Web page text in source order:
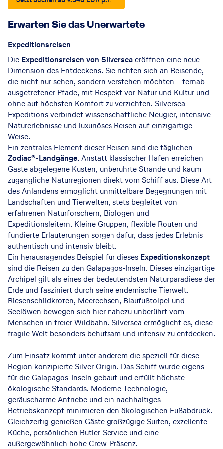
Erwarten Sie das Unerwartete
Expeditionsreisen
Die Expeditionsreisen von Silverseaeröffnen eine neue
Dimension des Entdeckens. Sie richten sich an Reisende,
die nicht nur sehen, sondern verstehen möchten – fernab
ausgetretener Pfade, mit Respekt vor Natur und Kultur und
ohne auf höchsten Komfort zu verzichten. Silversea
Expeditions verbindet wissenschaftliche Neugier, intensive
Naturerlebnisse und luxuriöses Reisen auf einzigartige
Weise.
Ein zentrales Element dieser Reisen sind die täglichen
Zodiac®-Landgänge.Anstatt klassischer Häfen erreichen
Gäste abgelegene Küsten, unberührte Strände und kaum
zugängliche Naturregionen direkt vom Schiff aus. Diese Art
des Anlandens ermöglicht unmittelbare Begegnungen mit
Landschaften und Tierwelten, stets begleitet von
erfahrenen Naturforschern, Biologen und
Expeditionsleitern. Kleine Gruppen, flexible Routen und
fundierte Erläuterungen sorgen dafür, dass jedes Erlebnis
authentisch und intensiv bleibt.
Ein herausragendes Beispiel für dieses Expeditionskonzept
sind die Reisen zu den Galapagos-Inseln. Dieses einzigartige
Archipel gilt als eines der bedeutendsten Naturparadiese der
Erde und fasziniert durch seine endemische Tierwelt.
Riesenschildkröten, Meerechsen, Blaufußtölpel und
Seelöwen bewegen sich hier nahezu unberührt vom
Menschen in freier Wildbahn. Silversea ermöglicht es, diese
fragile Welt besonders behutsam und intensiv zu entdecken.
Zum Einsatz kommt unter anderem die speziell für diese
Region konzipierte Silver Origin. Das Schiff wurde eigens
für die Galapagos-Inseln gebaut und erfüllt höchste
ökologische Standards. Moderne Technologie,
geräuscharme Antriebe und ein nachhaltiges
Betriebskonzept minimieren den ökologischen Fußabdruck.
Gleichzeitig genießen Gäste großzügige Suiten, exzellente
Küche, persönlichen Butler-Service und eine
außergewöhnlich hohe Crew-Präsenz.